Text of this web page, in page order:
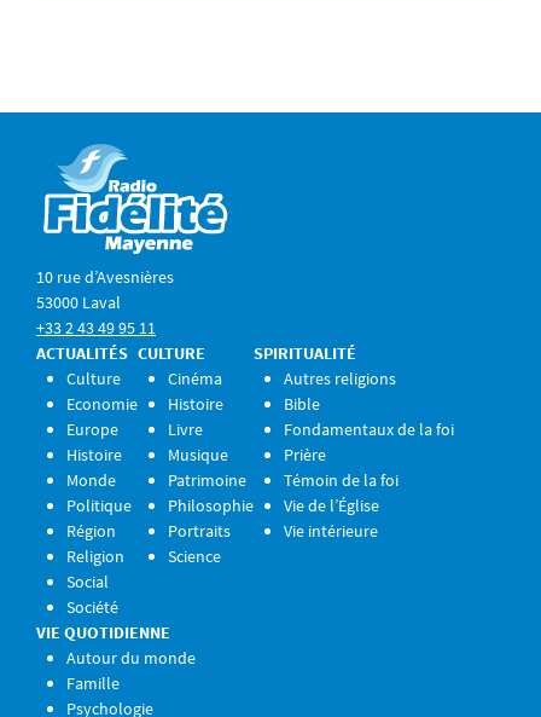
10 rue d’Avesnières
53000 Laval
+33 2 43 49 95 11
ACTUALITÉS
Culture
Economie
Europe
Histoire
Monde
Politique
Région
Religion
Social
Société
CULTURE
Cinéma
Histoire
Livre
Musique
Patrimoine
Philosophie
Portraits
Science
SPIRITUALITÉ
Autres religions
Bible
Fondamentaux de la foi
Prière
Témoin de la foi
Vie de l’Église
Vie intérieure
VIE QUOTIDIENNE
Autour du monde
Famille
Psychologie